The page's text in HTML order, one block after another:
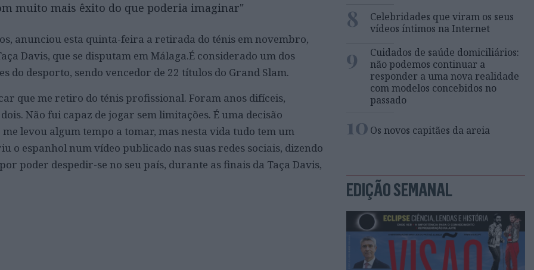
muito mais êxito do que poderia imaginar"
anunciou esta quinta-feira a retirada do ténis em novembro,
Davis, que se disputam em Málaga.É considerado um dos
do desporto, sendo vencedor de 22 títulos do Grand Slam.
que me retiro do ténis profissional. Foram anos difíceis,
Não fui capaz de jogar sem limitações. É uma decisão
levou algum tempo a tomar, mas nesta vida tudo tem um
o espanhol num vídeo publicado nas suas redes sociais, dizendo
poder despedir-se no seu país, durante as finais da Taça Davis,
8
Celebridades que viram os seus
vídeos íntimos na Internet
9
Cuidados de saúde domiciliários:
não podemos continuar a
responder a uma nova realidade
com modelos concebidos no
passado
10 Os novos capitães da areia
EDIÇÃO SEMANAL